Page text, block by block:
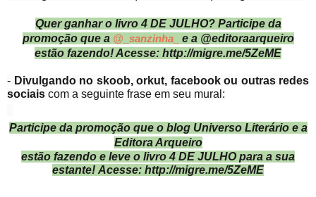
Quer ganhar o livro 4 DE JULHO? Participe da
promoção que a @ _sanzinha_
e a @editoraarqueiro
estão fazendo! Acesse: http://migre.me/5ZeME
- Divulgando no skoob, orkut, facebook ou outras redes
sociais com a seguinte frase em seu mural:
Participe da promoção que o blog Universo Literário e a
Editora Arqueiro
estão fazendo e leve o livro 4 DE JULHO para a sua
estante! Acesse: http://migre.me/5ZeME